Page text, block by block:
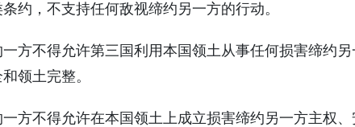
约，不支持任何敌视缔约另一方的行动。
一方不得允许第三国利用本国领土从事任何损害缔约
领土完整。
方不得允许在本国领土上成立损害缔约另一方主权